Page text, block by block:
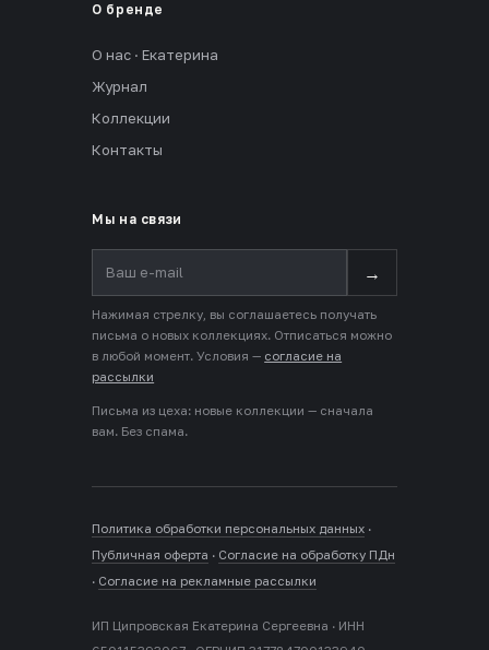
О бренде
О нас · Екатерина
Журнал
Коллекции
Контакты
Мы на связи
→
Нажимая стрелку, вы соглашаетесь получать
письма о новых коллекциях. Отписаться можно
в любой момент. Условия — согласие на
рассылки
Письма из цеха: новые коллекции — сначала
вам. Без спама.
Политика обработки персональных данных ·
Публичная оферта · Согласие на обработку ПДн
· Согласие на рекламные рассылки
ИП Ципровская Екатерина Сергеевна · ИНН